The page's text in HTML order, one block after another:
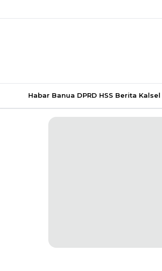
Habar Banua DPRD HSS Berita Kalsel